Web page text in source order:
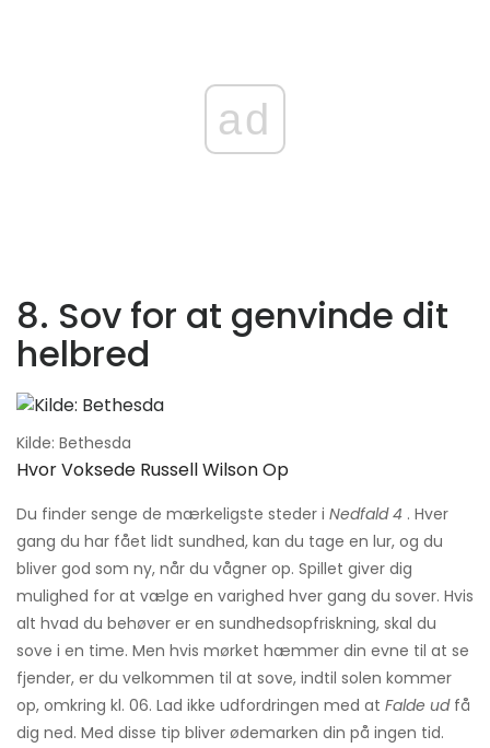
ad
8. Sov for at genvinde dit
helbred
Kilde: Bethesda
Hvor Voksede Russell Wilson Op
Du finder senge de mærkeligste steder i Nedfald 4 . Hver
gang du har fået lidt sundhed, kan du tage en lur, og du
bliver god som ny, når du vågner op. Spillet giver dig
mulighed for at vælge en varighed hver gang du sover. Hvis
alt hvad du behøver er en sundhedsopfriskning, skal du
sove i en time. Men hvis mørket hæmmer din evne til at se
fjender, er du velkommen til at sove, indtil solen kommer
op, omkring kl. 06. Lad ikke udfordringen med at Falde udfå
dig ned. Med disse tip bliver ødemarken din på ingen tid.